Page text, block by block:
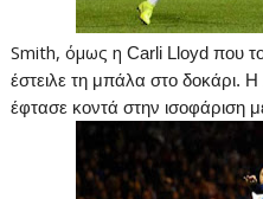
Smith, όμως η Carli Lloyd που
έστειλε τη μπάλα στο δοκάρι.
έφτασε κοντά στην ισοφάριση